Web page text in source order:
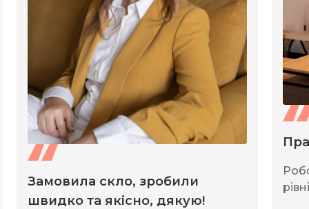
Замовила скло, зробили
швидко та якісно, дякую!